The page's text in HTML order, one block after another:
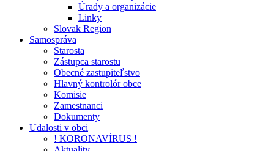
Úrady a organizácie
Linky
Slovak Region
Samospráva
Starosta
Zástupca starostu
Obecné zastupiteľstvo
Hlavný kontrolór obce
Komisie
Zamestnanci
Dokumenty
Udalosti v obci
! KORONAVÍRUS !